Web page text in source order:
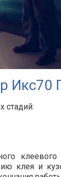
Икс70
стадий:
клеевого
клея и